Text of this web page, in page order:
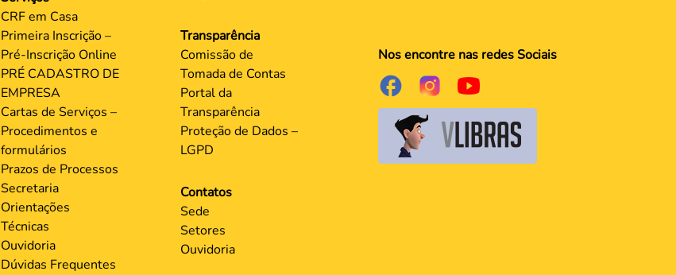
CRF em Casa
Primeira Inscrição –
Pré-Inscrição Online
PRÉ CADASTRO DE
EMPRESA
Cartas de Serviços –
Procedimentos e
formulários
Prazos de Processos
Secretaria
Orientações
Técnicas
Ouvidoria
Dúvidas Frequentes
Transparência
Comissão de
Tomada de Contas
Portal da
Transparência
Proteção de Dados –
LGPD
Contatos
Sede
Setores
Ouvidoria
Nos encontre nas redes Sociais